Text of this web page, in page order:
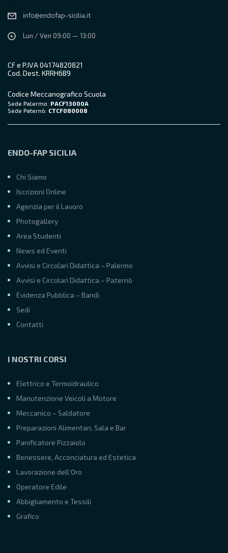
info@endofap-sicilia.it
Lun / Ven 09:00 — 13:00
CF e P.IVA 04174820821
Cod. Dest. KRRH6B9
Codice Meccanografico Scuola
Sede Palermo: PACF13000A
Sede Paternò: CTCF080008
ENDO-FAP SICILIA
Chi Siamo
Iscrizioni Online
Agenzia per il Lavoro
Photogallery
Area Studenti
News ed Eventi
Avvisi e Circolari Didattica – Palermo
Avvisi e Circolari Didattica – Paternò
Evidenza Pubblica – Bandi
Sedi
Contatti
I NOSTRI CORSI
Elettrico e Termoidraulico
Manutenzione Veicoli a Motore
Meccanico – Saldatore
Preparazioni Alimentari, Sala e Bar
Panificatore Pizzaiolo
Benessere, Acconciatura ed Estetica
Lavorazione dell’Oro
Operatore Edile
Abbigliamento e Tessili
Grafico